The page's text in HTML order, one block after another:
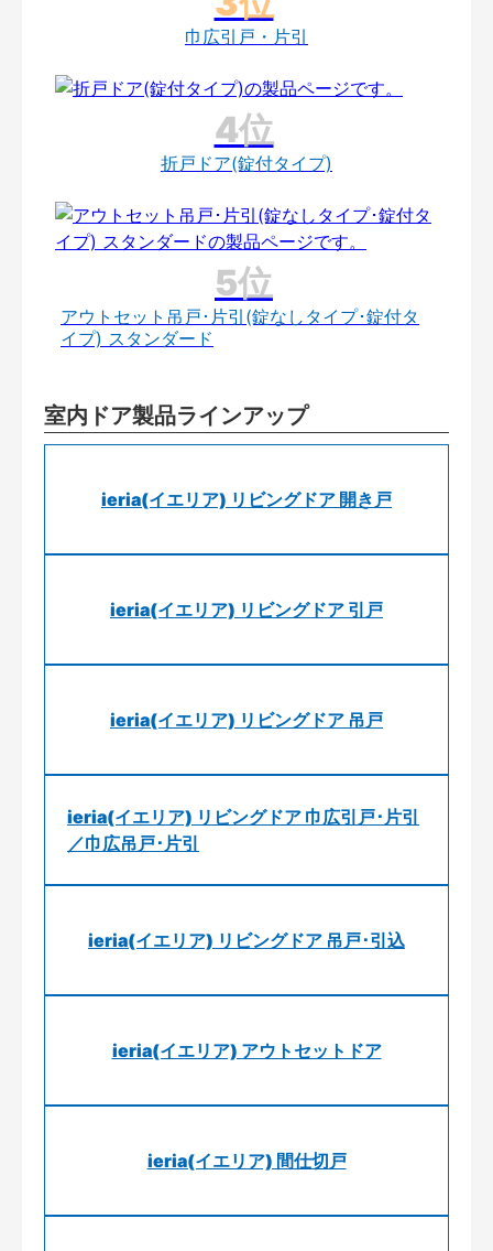
巾広引戸・片引
折戸ドア(錠付タイプ)
アウトセット吊戸･片引(錠なしタイプ･錠付タ
イプ) スタンダード
室内ドア製品ラインアップ
ieria(イエリア) リビングドア 開き戸
ieria(イエリア) リビングドア 引戸
ieria(イエリア) リビングドア 吊戸
ieria(イエリア) リビングドア 巾広引戸･片引
／巾広吊戸･片引
ieria(イエリア) リビングドア 吊戸･引込
ieria(イエリア) アウトセットドア
ieria(イエリア) 間仕切戸